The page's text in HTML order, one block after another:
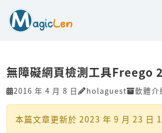
無障礙網頁檢測工具Freego 2
2016 年 4 月 8 日 holaguest 軟體介
本篇文章更新於 2023 年 9 月 23 日